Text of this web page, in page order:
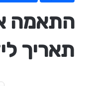
התאמה
תאריך